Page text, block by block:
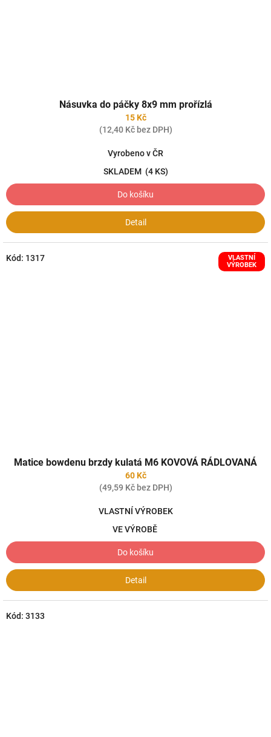
Násuvka do páčky 8x9 mm prořízlá
15 Kč
(12,40 Kč bez DPH)
Vyrobeno v ČR
SKLADEM (4 KS)
Do košíku
Detail
VLASTNÍ
VÝROBEK
Matice bowdenu brzdy kulatá M6 KOVOVÁ RÁDLOVANÁ
60 Kč
(49,59 Kč bez DPH)
VLASTNÍ VÝROBEK
VE VÝROBĚ
Do košíku
Detail
Kód: 1317
Kód: 3133